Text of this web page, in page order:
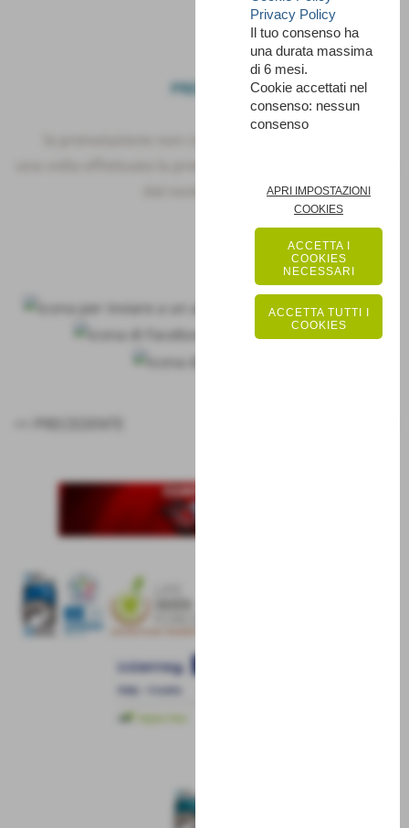
PRENOTA
Privacy Policy
Il tuo consenso ha
una durata massima
di 6 mesi.
Cookie accettati nel
consenso: nessun
consenso
APRI IMPOSTAZIONI
COOKIES
ACCETTA I
COOKIES
NECESSARI
ACCETTA TUTTI I
COOKIES